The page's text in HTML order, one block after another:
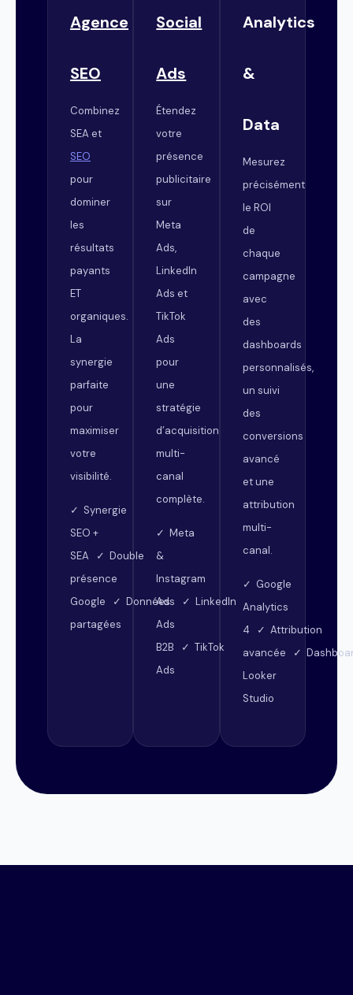
Agence
SEO
Combinez
SEA et
SEO
pour
dominer
les
résultats
payants
ET
organiques.
La
synergie
parfaite
pour
maximiser
votre
visibilité.
✓ Synergie
SEO +
SEA ✓ Double
présence
Google ✓ Données
partagées
Social
Ads
Étendez
votre
présence
publicitaire
sur
Meta
Ads,
LinkedIn
Ads et
TikTok
Ads
pour
une
stratégie
d’acquisition
multi-
canal
complète.
✓ Meta
&
Instagram
Ads ✓ LinkedIn
Ads
B2B ✓ TikTok
Ads
Analytics
&
Data
Mesurez
précisément
le ROI
de
chaque
campagne
avec
des
dashboards
personnalisés,
un suivi
des
conversions
avancé
et une
attribution
multi-
canal.
✓ Google
Analytics
4 ✓ Attribution
avancée ✓
Looker
Studio